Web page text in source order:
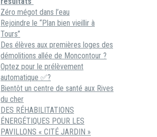
Zéro mégot dans l’eau
Rejoindre le “Plan bien vieillir à
Tours”
Des élèves aux premières loges des
démolitions allée de Moncontour ?
Optez pour le prélèvement
automatique ✅?
Bientôt un centre de santé aux Rives
du cher
DES RÉHABILITATIONS
ÉNERGÉTIQUES POUR LES
PAVILLONS « CITÉ JARDIN »